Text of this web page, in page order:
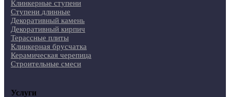
Клинкерные ступени
Ступени длинные
Декоративный камень
Декоративный кирпич
Терассные плиты
Клинкерная брусчатка
Керамическая черепица
Строительные смеси
Услуги